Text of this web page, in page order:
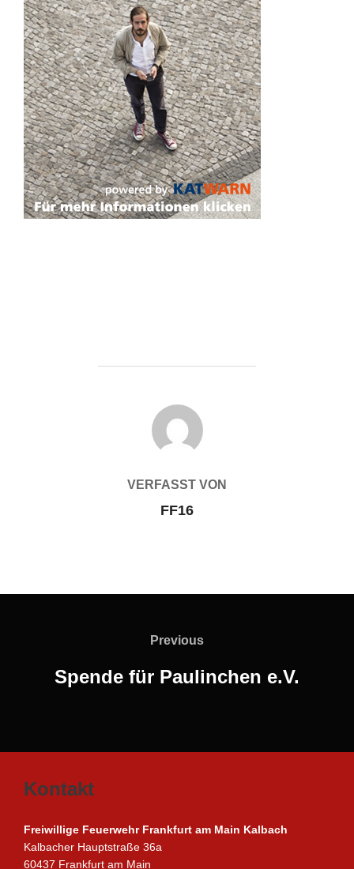
BEITRAGSAUTOR
VERFASST VON
FF16
Previous
Previous
Spende für Paulinchen e.V.
Kontakt
Freiwillige Feuerwehr Frankfurt am Main Kalbach
Kalbacher Hauptstraße 36a
60437 Frankfurt am Main